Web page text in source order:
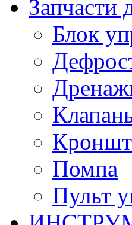
Запчасти
Блок
Помпа
Пульт